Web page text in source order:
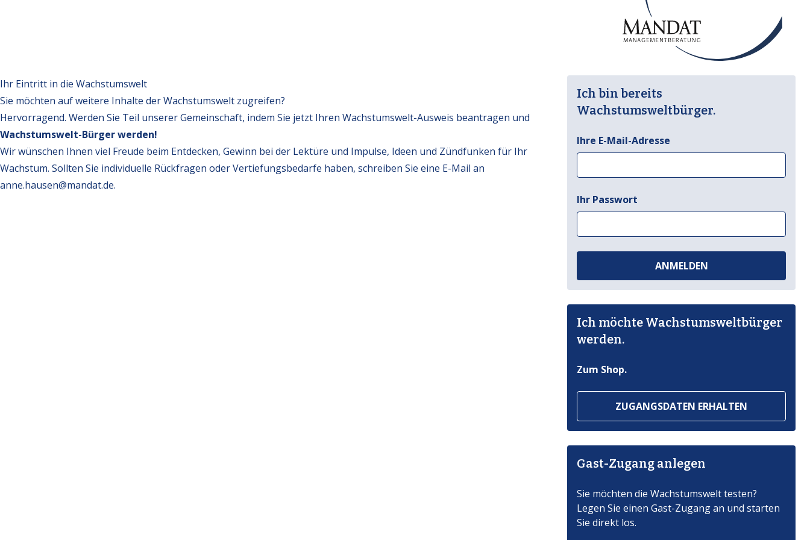
Ihr Eintritt in die Wachstumswelt
Sie möchten auf weitere Inhalte der Wachstumswelt zugreifen?
Hervorragend. Werden Sie Teil unserer Gemeinschaft, indem Sie jetzt Ihren Wachstumswelt-Ausweis beantragen und
Wachstumswelt-Bürger werden!
Wir wünschen Ihnen viel Freude beim Entdecken, Gewinn bei der Lektüre und Impulse, Ideen und Zündfunken für Ihr
Wachstum. Sollten Sie individuelle Rückfragen oder Vertiefungsbedarfe haben, schreiben Sie eine E-Mail an
anne.hausen@mandat.de.
Ich bin bereits
Wachstumsweltbürger.
Ihre E-Mail-Adresse
Ihr Passwort
ANMELDEN
Ich möchte Wachstumsweltbürger
werden.
Zum Shop.
ZUGANGSDATEN ERHALTEN
Gast-Zugang anlegen
Sie möchten die Wachstumswelt testen?
Legen Sie einen Gast-Zugang an und starten
Sie direkt los.